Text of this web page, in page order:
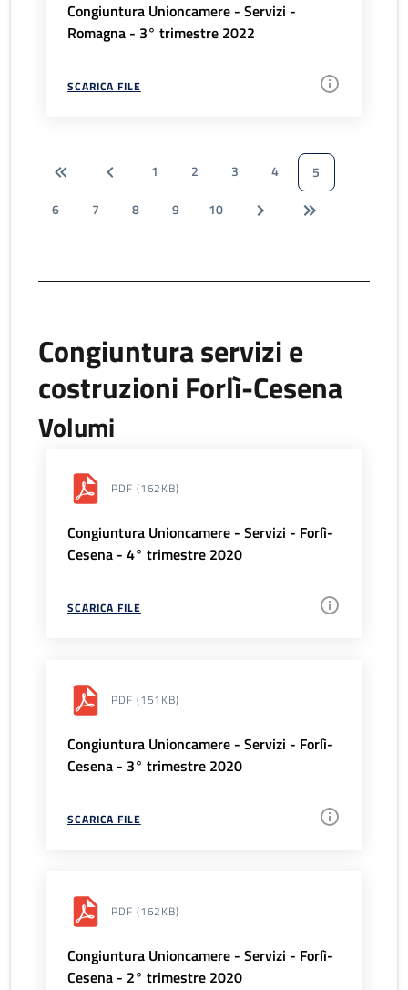
Congiuntura Unioncamere - Servizi -
Romagna - 3° trimestre 2022
SCARICA FILE
1 2 3 4
5
6
7 8 9 10
Congiuntura servizi e
costruzioni Forlì-Cesena
Volumi
PDF (162KB)
Congiuntura Unioncamere - Servizi - Forlì-
Cesena - 4° trimestre 2020
SCARICA FILE
PDF (151KB)
Congiuntura Unioncamere - Servizi - Forlì-
Cesena - 3° trimestre 2020
SCARICA FILE
PDF (162KB)
Congiuntura Unioncamere - Servizi - Forlì-
Cesena - 2° trimestre 2020